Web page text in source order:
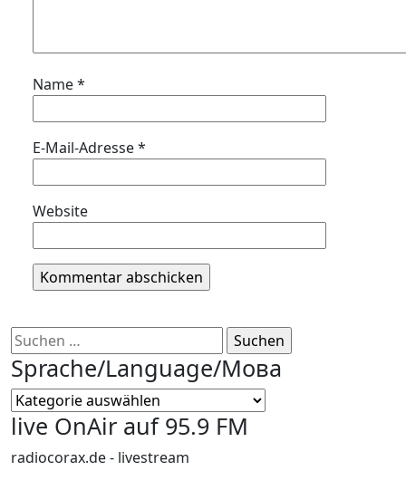
Name*
E-Mail-Adresse*
Website
Suchen
nach:
Sprache/Language/Мова
Sprache/Language/
Мова
live OnAir auf 95.9 FM
radiocorax.de - livestream